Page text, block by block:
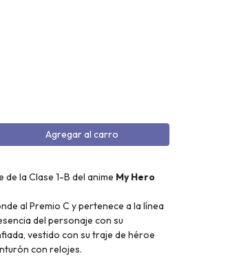
Agregar al carro
la Clase 1-B del anime My Hero
al Premio C y pertenece a la línea
del personaje con su
vestido con su traje de héroe
con relojes.